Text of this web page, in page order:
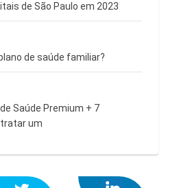
de São Paulo em 2023
de saúde familiar?
Saúde Premium + 7
um